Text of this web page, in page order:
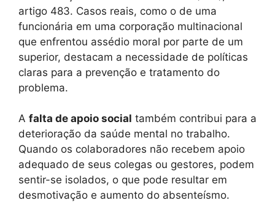
artigo 483. Casos reais, como o de uma
funcionária em uma corporação multinacional
que enfrentou assédio moral por parte de um
superior, destacam a necessidade de políticas
claras para a prevenção e tratamento do
problema.
A falta de apoio social também contribui para a
deterioração da saúde mental no trabalho.
Quando os colaboradores não recebem apoio
adequado de seus colegas ou gestores, podem
sentir-se isolados, o que pode resultar em
desmotivação e aumento do absenteísmo.